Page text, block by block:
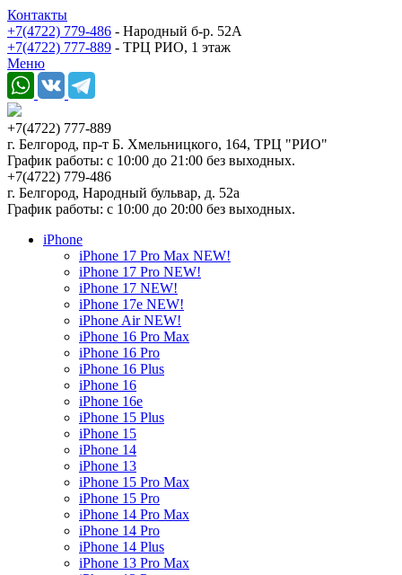
Контакты
+7(4722) 779-486 - Народный б-р. 52А
+7(4722) 777-889 - ТРЦ РИО, 1 этаж
Меню
+7(4722) 777-889
г. Белгород, пр-т Б. Хмельницкого, 164, ТРЦ "РИО"
График работы: с 10:00 до 21:00 без выходных.
+7(4722) 779-486
г. Белгород, Народный бульвар, д. 52а
График работы: с 10:00 до 20:00 без выходных.
iPhone
iPhone 17 Pro Max NEW!
iPhone 17 Pro NEW!
iPhone 17 NEW!
iPhone 17e NEW!
iPhone Air NEW!
iPhone 16 Pro Max
iPhone 16 Pro
iPhone 16 Plus
iPhone 16
iPhone 16e
iPhone 15 Plus
iPhone 15
iPhone 14
iPhone 13
iPhone 15 Pro Max
iPhone 15 Pro
iPhone 14 Pro Max
iPhone 14 Pro
iPhone 14 Plus
iPhone 13 Pro Max